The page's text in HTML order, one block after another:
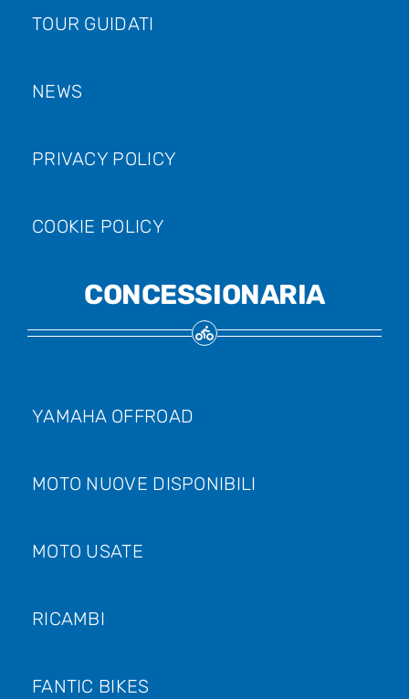
TOUR GUIDATI
NEWS
PRIVACY POLICY
COOKIE POLICY
CONCESSIONARIA
YAMAHA OFFROAD
MOTO NUOVE DISPONIBILI
MOTO USATE
RICAMBI
FANTIC BIKES